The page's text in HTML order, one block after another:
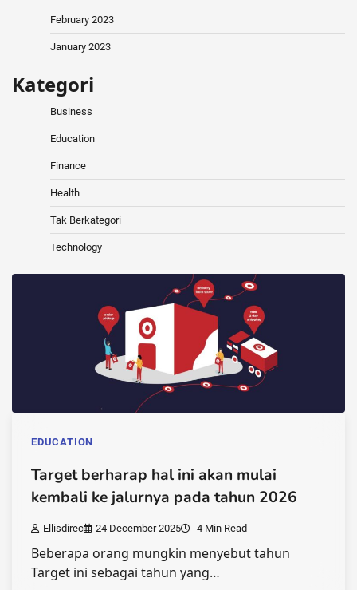
February 2023
January 2023
Kategori
Business
Education
Finance
Health
Tak Berkategori
Technology
EDUCATION
Target berharap hal ini akan mulai
kembali ke jalurnya pada tahun 2026
Ellisdirec 24 December 2025 4 Min Read
Beberapa orang mungkin menyebut tahun
Target ini sebagai tahun yang…